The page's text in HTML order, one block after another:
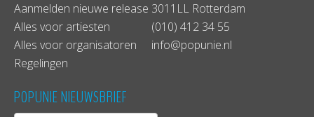
Aanmelden nieuwe release
Alles voor artiesten
Alles voor organisatoren
Regelingen
3011LL Rotterdam
(010) 412 34 55
info@popunie.nl
POPUNIE NIEUWSBRIEF